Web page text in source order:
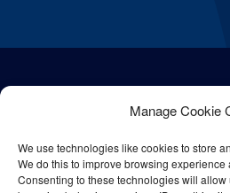
Manage Cookie
We use technologies like cookies to store
We do this to improve browsing
Consenting to these technologies will allow